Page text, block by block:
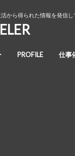
から得られた情報を発信
PROFILE 仕事